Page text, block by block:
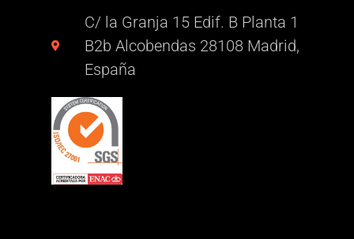
C/ la Granja 15 Edif. B Planta 1
B2b Alcobendas 28108 Madrid,
España